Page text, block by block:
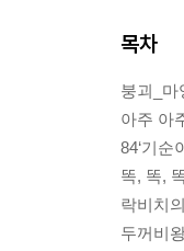
목차
붕괴_마
아주 아
84‘기순
똑, 똑,
락비치
두꺼비